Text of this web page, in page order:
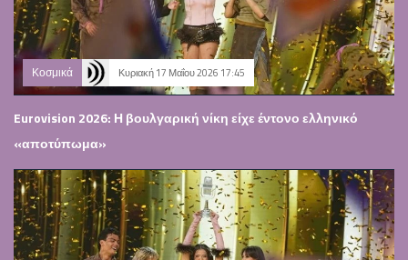
Κοσμικά Κυριακή 17 Μαΐου 2026 17:45
Eurovision 2026: Η βουλγαρική νίκη είχε έντονο ελληνικό
«αποτύπωμα»